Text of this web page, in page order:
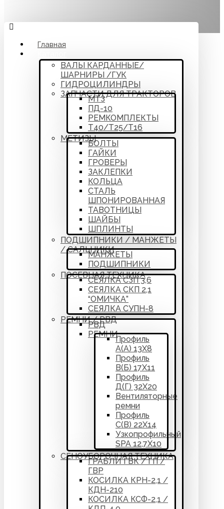
Главная
ВАЛЫ КАРДАННЫЕ/
ШАРНИРЫ /ГУК
ГИДРОЦИЛИНДРЫ
ЗАПЧАСТИ ДЛЯ ТРАКТОРОВ
МТЗ
ПД-10
РЕМКОМПЛЕКТЫ
Т40/Т25/Т16
МЕТИЗЫ
БОЛТЫ
ГАЙКИ
ГРОВЕРЫ
ЗАКЛЕПКИ
КОЛЬЦА
СТАЛЬ
ШПОНИРОВАННАЯ
ТАВОТНИЦЫ
ШАЙБЫ
ШПЛИНТЫ
ПОДШИПНИКИ / МАНЖЕТЫ
/ САЛЬНИКИ
МАНЖЕТЫ
ПОДШИПНИКИ
ПОСЕВНАЯ ТЕХНИКА
СЕЯЛКА СЗП 3,6
СЕЯЛКА СКП 2,1
“ОМИЧКА”
СЕЯЛКА СУПН-8
РЕМНИ / РВД
РВД
РЕМНИ
Профиль
А(А) 13Х8
Профиль
В(Б) 17Х11
Профиль
Д(Г) 32Х20
Вентиляторные
ремни
Профиль
С(В) 22Х14
Узкопрофильный
SPA 12,7Х10
СЕНОУБОРОЧНАЯ ТЕХНИКА
ГРАБЛИ ГВК / ГП /
ГВР
КОСИЛКА КРН-2,1 /
КДН-210
КОСИЛКА КСФ-2,1 /